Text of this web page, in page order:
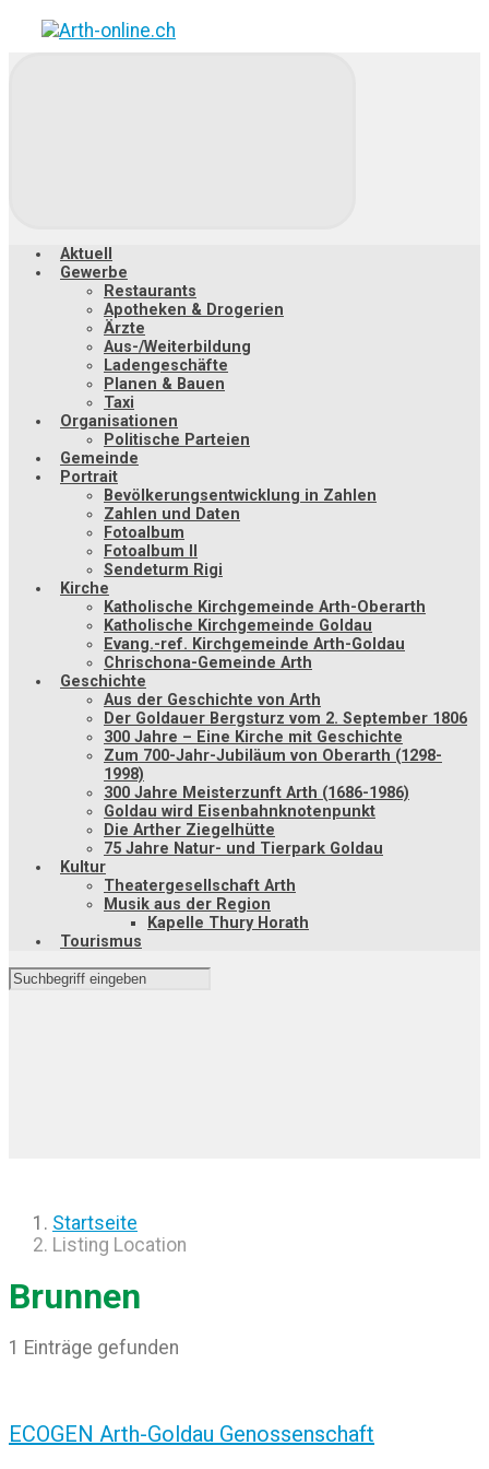
Zum
Hauptinhalt
Aktuell
Gewerbe
Restaurants
Apotheken & Drogerien
Ärzte
Aus-/Weiterbildung
Ladengeschäfte
Planen & Bauen
Taxi
Organisationen
Politische Parteien
Gemeinde
Portrait
Bevölkerungsentwicklung in Zahlen
Zahlen und Daten
Fotoalbum
Fotoalbum II
Sendeturm Rigi
Kirche
Katholische Kirchgemeinde Arth-Oberarth
Katholische Kirchgemeinde Goldau
Evang.-ref. Kirchgemeinde Arth-Goldau
Chrischona-Gemeinde Arth
Geschichte
Aus der Geschichte von Arth
Der Goldauer Bergsturz vom 2. September 1806
300 Jahre – Eine Kirche mit Geschichte
Zum 700-Jahr-Jubiläum von Oberarth (1298-
1998)
300 Jahre Meisterzunft Arth (1686-1986)
Goldau wird Eisenbahnknotenpunkt
Die Arther Ziegelhütte
75 Jahre Natur- und Tierpark Goldau
Kultur
Theatergesellschaft Arth
Musik aus der Region
Kapelle Thury Horath
Tourismus
Startseite
Listing Location
Brunnen
1 Einträge gefunden
ECOGEN Arth-Goldau Genossenschaft